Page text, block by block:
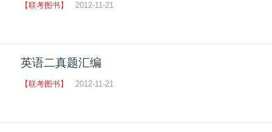
【联考图书】 2012-11-21
英语二真题汇编
【联考图书】 2012-11-21